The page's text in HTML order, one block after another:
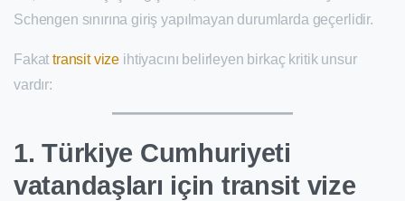
Schengen sınırına giriş yapılmayan durumlarda geçerlidir.
Fakattransit vize ihtiyacını belirleyen birkaç kritik unsur
vardır:
1. Türkiye Cumhuriyeti
vatandaşları için transit vize